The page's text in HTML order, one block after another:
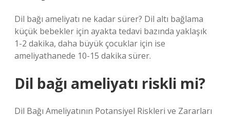
Dil bağı ameliyatı ne kadar sürer? Dil altı bağlama
küçük bebekler için ayakta tedavi bazında yaklaşık
1-2 dakika, daha büyük çocuklar için ise
ameliyathanede 10-15 dakika sürer.
Dil bağı ameliyatı riskli mi?
Dil Bağı Ameliyatının Potansiyel Riskleri ve Zararları